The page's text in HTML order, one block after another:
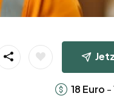
18 Euro -